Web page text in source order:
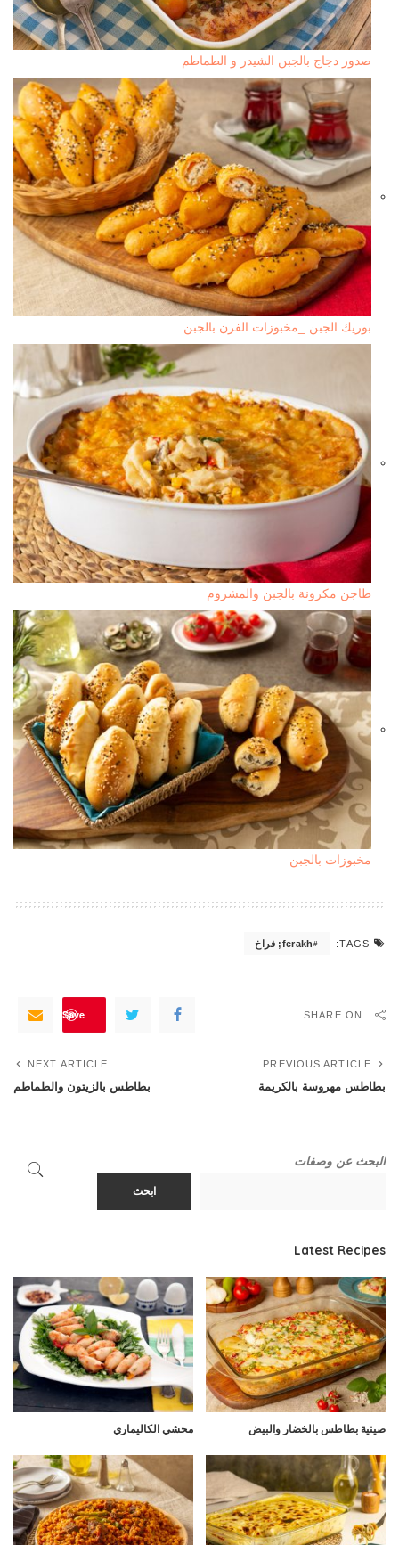
صدور دجاج بالجبن الشيدر و الطماطم
بوريك الجبن _مخبوزات الفرن بالجبن
طاجن مكرونة بالجبن والمشروم
مخبوزات بالجبن
TAGS: ferakh; فراخ
SHARE ON
Save
PREVIOUS ARTICLE
بطاطس مهروسة بالكريمة
NEXT ARTICLE
بطاطس بالزيتون والطماطم
البحث عن وصفات
ابحث
Latest Recipes
صينية بطاطس بالخضار والبيض محشي الكاليماري